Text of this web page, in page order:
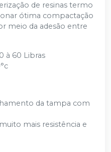
de resinas termo
ótima compactação
meio da adesão entre
à 60 Libras
da tampa com
mais resistência e